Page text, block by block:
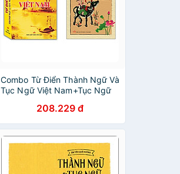
Combo Từ Điển Thành Ngữ Và
Tục Ngữ Việt Nam+Tục Ngữ
208.229 đ